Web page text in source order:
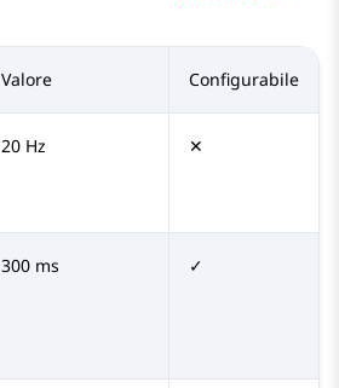
Valore Configurabile
20 Hz ✕
300 ms ✓